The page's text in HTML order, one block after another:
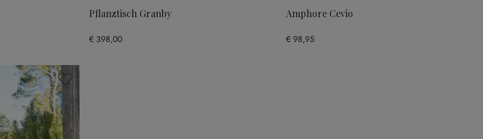
Pflanztisch Granby
€ 398,00
Amphore Cevio
€ 98,95